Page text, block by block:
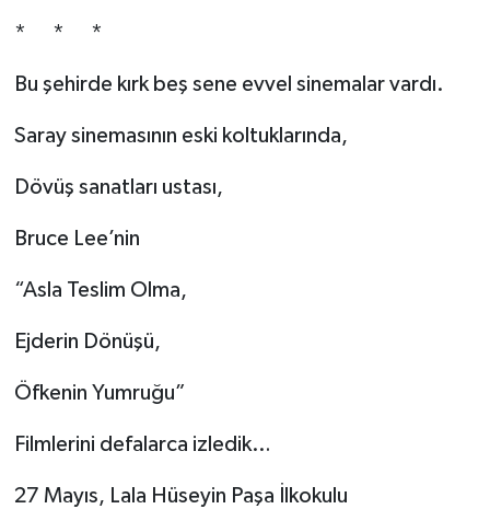
* * *
Bu şehirde kırk beş sene evvel sinemalar vardı.
Saray sinemasının eski koltuklarında,
Dövüş sanatları ustası,
Bruce Lee’nin
“Asla Teslim Olma,
Ejderin Dönüşü,
Öfkenin Yumruğu”
Filmlerini defalarca izledik…
27 Mayıs, Lala Hüseyin Paşa İlkokulu
Yaşam
Yemek Tarifleri